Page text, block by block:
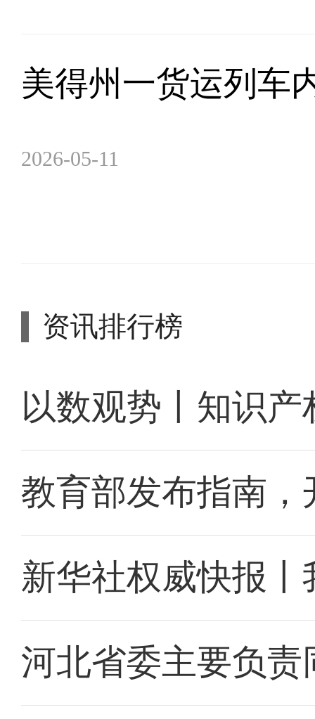
美得州一货运列车
2026-05-11
资讯排行榜
以数观势丨知识
教育部发布指南
新华社权威快报
河北省委主要负